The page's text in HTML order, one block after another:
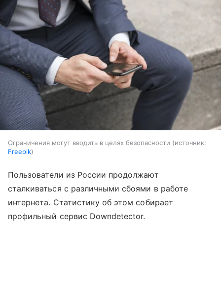
Ограничения могут вводить в целях безопасности
источник:
Freepik
Пользователи из России продолжают
сталкиваться с различными сбоями в работе
интернета. Статистику об этом собирает
профильный сервис Downdetector.